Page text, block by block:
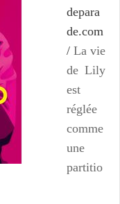
depara
de.com
/ La vie
de Lily
est
réglée
comme
une
partitio